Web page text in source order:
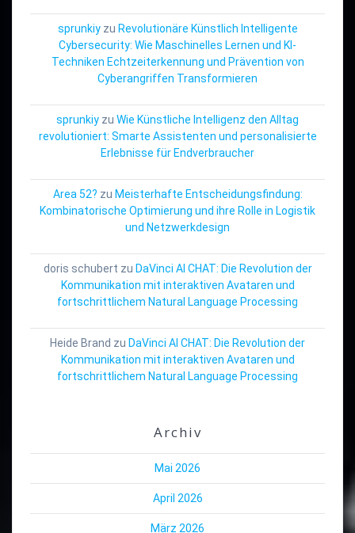
sprunkiyzu Revolutionäre Künstlich Intelligente
Cybersecurity: Wie Maschinelles Lernen und KI-
Techniken Echtzeiterkennung und Prävention von
Cyberangriffen Transformieren
sprunkiy zu Wie Künstliche Intelligenz den Alltag
revolutioniert: Smarte Assistenten und personalisierte
Erlebnisse für Endverbraucher
Area 52? zu Meisterhafte Entscheidungsfindung:
Kombinatorische Optimierung und ihre Rolle in Logistik
und Netzwerkdesign
doris schubert zu DaVinci AI CHAT: Die Revolution der
Kommunikation mit interaktiven Avataren und
fortschrittlichem Natural Language Processing
Heide Brand zu DaVinci AI CHAT: Die Revolution der
Kommunikation mit interaktiven Avataren und
fortschrittlichem Natural Language Processing
Archiv
Mai 2026
April 2026
März 2026